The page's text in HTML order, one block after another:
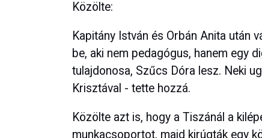
Közölte:
Kapitány István és Orbán Anita után
be, aki nem pedagógus, hanem egy
tulajdonosa, Szűcs Dóra lesz. Neki
Krisztával - tette hozzá.
Közölte azt is, hogy a Tiszánál a
munkacsoportot, majd kirúgták egy